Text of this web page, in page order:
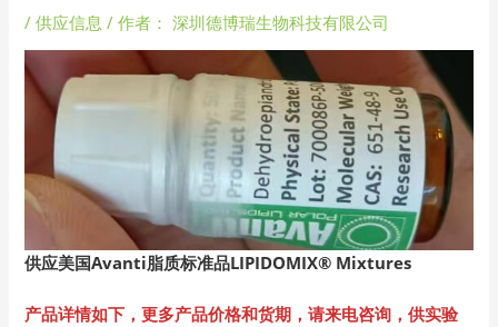
/供应信息 / 作者： 深圳德博瑞生物科技有限公司
供应美国Avanti脂质标准品LIPIDOMIX® Mixtures
产品详情如下，更多产品价格和货期，请来电咨询，供实验